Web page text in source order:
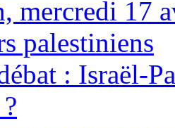
mercredi 17
palestiniens
: Israël-